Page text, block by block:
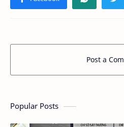
Post a
Popular Posts